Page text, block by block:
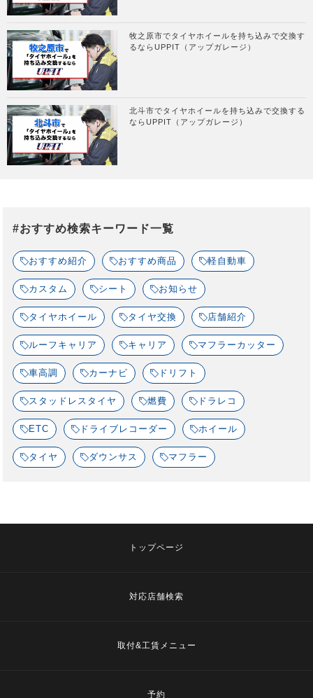
牧之原市でタイヤホイールを持ち込みで交換す
るならUPPIT（アップガレージ）
北斗市でタイヤホイールを持ち込みで交換する
ならUPPIT（アップガレージ）
#おすすめ検索キーワード一覧
おすすめ紹介 おすすめ商品 軽自動車
カスタム シート お知らせ
タイヤホイール タイヤ交換 店舗紹介
ルーフキャリア キャリア マフラーカッター
車高調 カーナビ ドリフト
スタッドレスタイヤ 燃費 ドラレコ
ETC ドライブレコーダー ホイール
タイヤ ダウンサス マフラー
トップページ
対応店舗検索
取付&工賃メニュー
予約